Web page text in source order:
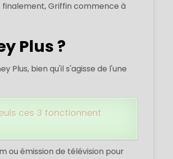
Griffin commence à
Plus ?
Plus, bien qu'il s'agisse de l'une
ces 3 fonctionnent
ou émission de télévision pour